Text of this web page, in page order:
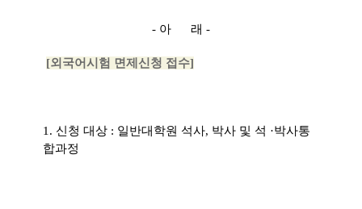
- 아 래 -
[외국어시험 면제신청 접수]
1. 신청 대상 : 일반대학원 석사, 박사 및 석 ·박사통
합과정